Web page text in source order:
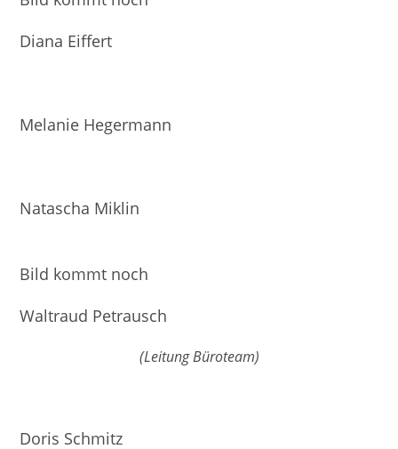
Diana Eiffert
Melanie Hegermann
Natascha Miklin
Bild kommt noch
Waltraud Petrausch
(Leitung Büroteam)
Doris Schmitz